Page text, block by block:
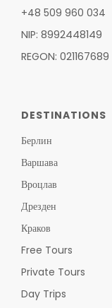
+48 509 960 034
NIP: 8992448149
REGON: 021167689
DESTINATIONS
Берлин
Варшава
Вроцлав
Дрезден
Краков
Free Tours
Private Tours
Day Trips